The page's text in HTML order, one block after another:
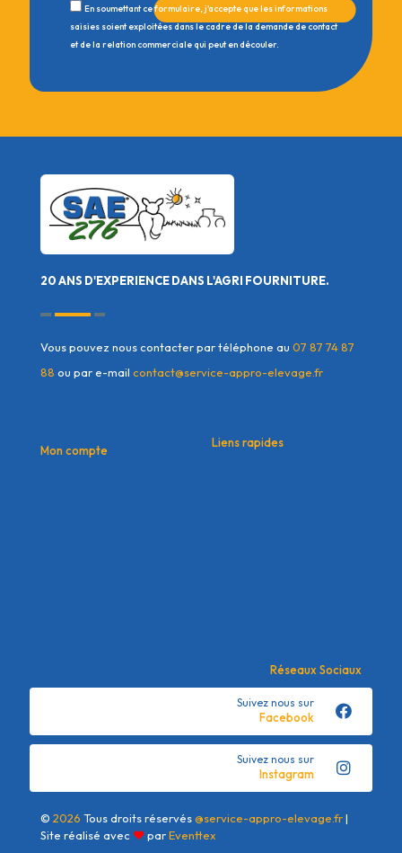
En soumettant ce formulaire, j'accepte que les informations
saisies soient exploitées dans le cadre de la demande de contact
et de la relation commerciale qui peut en découler.
20 ANS D'EXPERIENCE DANS L'AGRI FOURNITURE.
Vous pouvez nous contacter par téléphone au 07 87 74 87
88 ou par e-mail contact@service-appro-elevage.fr
Mon compte
Liens rapides
Réseaux Sociaux
Facebook
Suivez nous sur
Instagram
Suivez nous sur
© 2026 Tous droits réservés@service-appro-elevage.fr|
Site réalisé avec ❤parEventtex